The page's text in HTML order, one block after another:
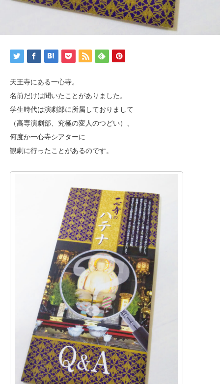
天王寺にある一心寺。
名前だけは聞いたことがありました。
学生時代は演劇部に所属しておりまして
（高専演劇部、究極の変人のつどい）、
何度か一心寺シアターに
観劇に行ったことがあるのです。